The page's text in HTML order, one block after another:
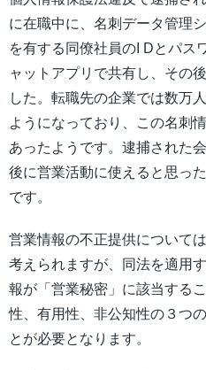
に在職中に、名刺データ管理
を有する同僚社員のI Dとパス
ャットアプリで共有し、その
した。転職先の企業では数万
ようになっており、この名刺
あったようです。逮捕された
後に営業活動に使えると思っ
です。
営業情報の不正提供について
考えられますが、同法を適用
報が「営業秘密」に該当する
性、有用性、非公知性の３つ
とが必要となります。